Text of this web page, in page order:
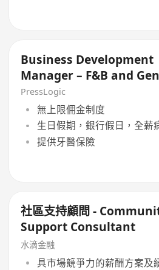
Business Development
Manager – F&B and
(Digital Media &
Event)
PressLogic
無上限佣金制度
生日假期，銀行假日，全薪
提供牙醫保險
社區支持顧問 -
Support Consultant
水滴金融
具市場競爭力的薪酬方案及